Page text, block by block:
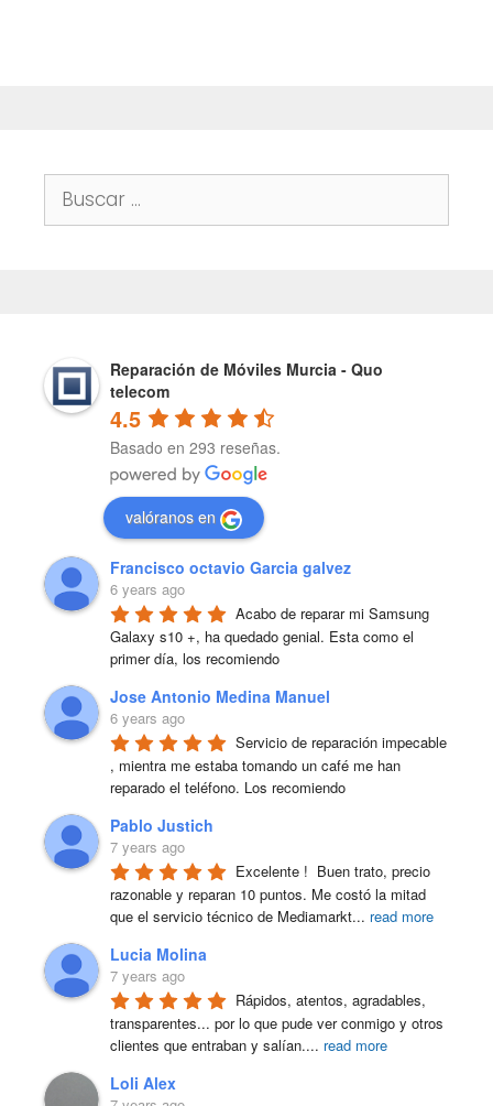
Buscar:
Reparación de Móviles Murcia - Quo
telecom
4.5
Basado en 293 reseñas.
valóranos en
Francisco octavio Garcia galvez
6 years ago
Acabo de reparar mi Samsung
Galaxy s10 +, ha quedado genial. Esta como el
primer día, los recomiendo
Jose Antonio Medina Manuel
6 years ago
Servicio de reparación impecable
, mientra me estaba tomando un café me han
reparado el teléfono. Los recomiendo
Pablo Justich
7 years ago
Excelente !  Buen trato, precio
razonable y reparan 10 puntos. Me costó la mitad
que el servicio técnico de Mediamarkt... read more
Lucia Molina
7 years ago
Rápidos, atentos, agradables,
transparentes... por lo que pude ver conmigo y otros
clientes que entraban y salían.... read more
Loli Alex